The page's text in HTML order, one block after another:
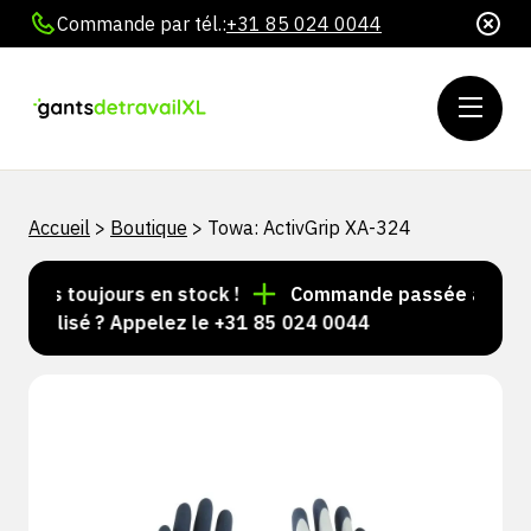
Commande par tél.:+31 85 024 0044
Accueil > Boutique > Towa: ActivGrip XA-324
toujours en stock !
Commande passée avant
? Appelez le +31 85 024 0044